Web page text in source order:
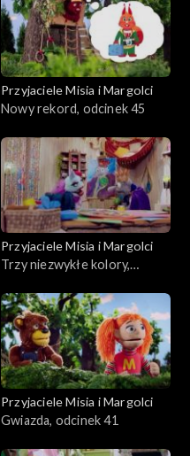
Przyjaciele Misia i Margolci
Nowy rekord, odcinek 45
Przyjaciele Misia i Margolci
Trzy niezwykłe kolory,
Przyjaciele Misia i Margolci
Gwiazda, odcinek 41